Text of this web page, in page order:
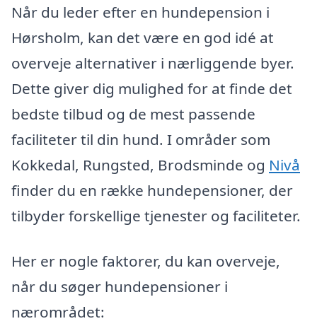
Når du leder efter en hundepension i
Hørsholm, kan det være en god idé at
overveje alternativer i nærliggende byer.
Dette giver dig mulighed for at finde det
bedste tilbud og de mest passende
faciliteter til din hund. I områder som
Kokkedal, Rungsted, Brodsminde og Nivå
finder du en række hundepensioner, der
tilbyder forskellige tjenester og faciliteter.
Her er nogle faktorer, du kan overveje,
når du søger hundepensioner i
nærområdet: